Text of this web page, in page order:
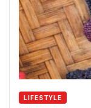
LIFESTYLE